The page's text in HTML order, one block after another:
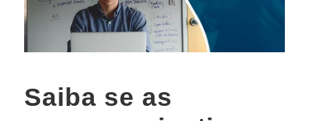
Saiba se as